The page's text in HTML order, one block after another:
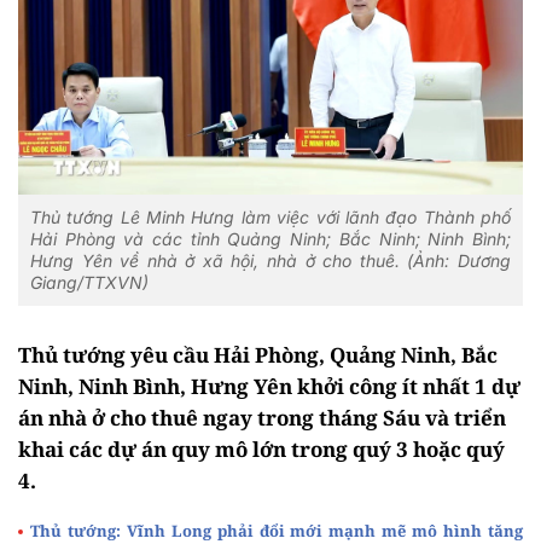
Thủ tướng Lê Minh Hưng làm việc với lãnh đạo Thành phố
Hải Phòng và các tỉnh Quảng Ninh; Bắc Ninh; Ninh Bình;
Hưng Yên về nhà ở xã hội, nhà ở cho thuê. (Ảnh: Dương
Giang/TTXVN)
Thủ tướng yêu cầu Hải Phòng, Quảng Ninh, Bắc
Ninh, Ninh Bình, Hưng Yên khởi công ít nhất 1 dự
án nhà ở cho thuê ngay trong tháng Sáu và triển
khai các dự án quy mô lớn trong quý 3 hoặc quý
4.
Thủ tướng: Vĩnh Long phải đổi mới mạnh mẽ mô hình tăng